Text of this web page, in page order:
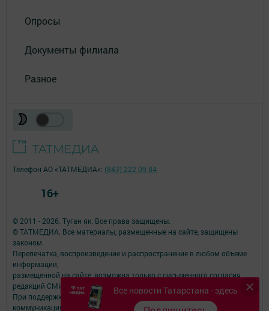
Опросы
Документы филиала
Разное
Все новости Татарстана - здесь
© 2011 - 2026. Туган як. Все права защищены.
© ТАТМЕДИА. Все материалы, размещенные на сайте, защищены
законом.
Перепечатка, воспроизведение и распространение в любом объеме
информации,
размещенной на сайте, возможна только с письменного согласия
редакций СМИ.
При поддержке Республиканского агентства по печати и массовым
коммуникациям.
Телефон АО «ТАТМЕДИА»: (843) 222 09 84
16+